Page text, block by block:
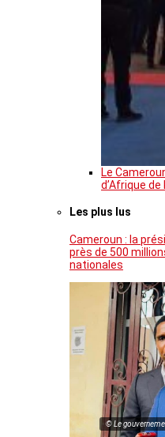
Le
d’Afrique
Les plus lus
Cameroun : la
près de 500
nationales
© Le